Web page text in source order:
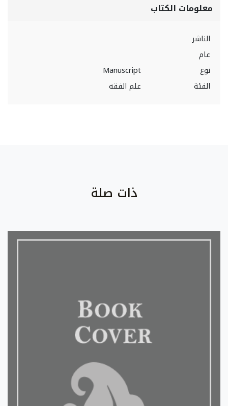
معلومات الكتاب
الناشر
عام
نوع
Manuscript
الفئة
علم الفقه
ذات صلة